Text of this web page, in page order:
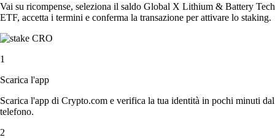
Vai su ricompense, seleziona il saldo Global X Lithium & Battery Tech
ETF, accetta i termini e conferma la transazione per attivare lo staking.
1
Scarica l'app
Scarica l'app di Crypto.com e verifica la tua identità in pochi minuti dal
telefono.
2